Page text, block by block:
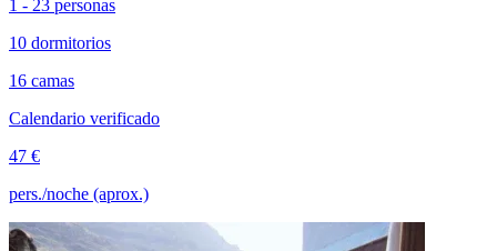
1 - 23 personas
10 dormitorios
16 camas
Calendario verificado
47 €
pers./noche (aprox.)